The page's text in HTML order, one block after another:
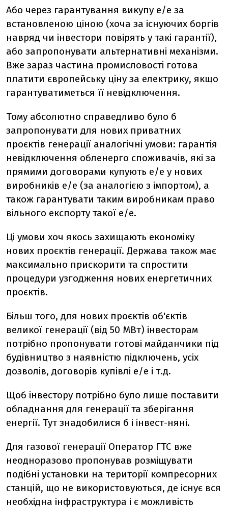
Або через гарантування викупу е/е за
встановленою ціною (хоча за існуючих боргів
навряд чи інвестори повірять у такі гарантії),
або запропонувати альтернативні механізми.
Вже зараз частина промисловості готова
платити європейську ціну за електрику, якщо
гарантуватиметься її невідключення.
Тому абсолютно справедливо було б
запропонувати для нових приватних
проєктів генерації аналогічні умови: гарантія
невідключення обленерго споживачів, які за
прямими договорами купують е/е у нових
виробників е/е (за аналогією з імпортом), а
також гарантувати таким виробникам право
вільного експорту такої е/е.
Ці умови хоч якось захищають економіку
нових проєктів генерації. Держава також має
максимально прискорити та спростити
процедури узгодження нових енергетичних
проєктів.
Більш того, для нових проєктів об'єктів
великої генерації (від 50 МВт) інвесторам
потрібно пропонувати готові майданчики під
будівництво з наявністю підключень, усіх
дозволів, договорів купівлі е/е і т.д.
Щоб інвестору потрібно було лише поставити
обладнання для генерації та зберігання
енергії. Тут знадобилися б і інвест-няні.
Для газової генерації Оператор ГТС вже
неодноразово пропонував розміщувати
подібні установки на території компресорних
станцій, що не використовуються, де існує вся
необхідна інфраструктура і є можливість